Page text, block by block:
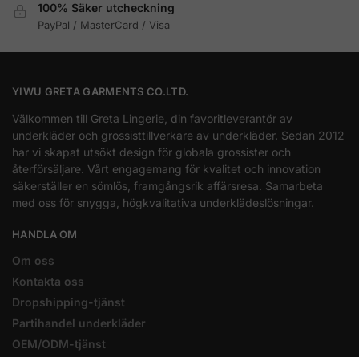
100% Säker utcheckning
PayPal / MasterCard / Visa
YIWU GRETA GARMENTS CO.LTD.
Välkommen till Greta Lingerie, din favoritleverantör av
underkläder och grossisttillverkare av underkläder. Sedan 2012
har vi skapat utsökt design för globala grossister och
återförsäljare. Vårt engagemang för kvalitet och innovation
säkerställer en sömlös, framgångsrik affärsresa. Samarbeta
med oss för snygga, högkvalitativa underklädeslösningar.
HANDLA OM
Om oss
Kontakta oss
Dropshipping-tjänst
Partihandel underkläder
OEM/ODM-tjänst